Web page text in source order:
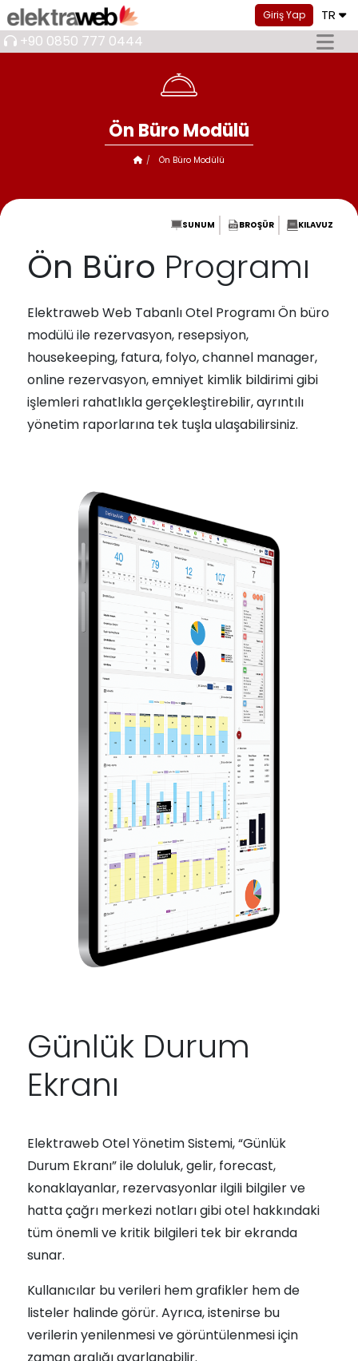
Giriş Yap TR
+90 0850 777 0444
Ön Büro Modülü
Ön Büro Modülü
SUNUM BROŞÜR KILAVUZ
Ön Büro Programı
Elektraweb Web Tabanlı Otel Programı Ön büro
modülü ile rezervasyon, resepsiyon,
housekeeping, fatura, folyo, channel manager,
online rezervasyon, emniyet kimlik bildirimi gibi
işlemleri rahatlıkla gerçekleştirebilir, ayrıntılı
yönetim raporlarına tek tuşla ulaşabilirsiniz.
Günlük Durum
Ekranı
Elektraweb Otel Yönetim Sistemi, “Günlük
Durum Ekranı” ile doluluk, gelir, forecast,
konaklayanlar, rezervasyonlar ilgili bilgiler ve
hatta çağrı merkezi notları gibi otel hakkındaki
tüm önemli ve kritik bilgileri tek bir ekranda
sunar.
Kullanıcılar bu verileri hem grafikler hem de
listeler halinde görür. Ayrıca, istenirse bu
verilerin yenilenmesi ve görüntülenmesi için